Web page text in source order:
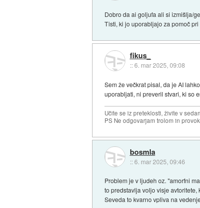
Dobro da ai goljufa ali si izmišlja/
Tisti, ki jo uporabljajo za pomoč
fikus_
::6. mar 2025, 09:08
Sem že večkrat pisal, da je AI
uporabljati, ni preveril stvari, ki so
Učite se iz preteklosti, živite v
PS Ne odgovarjam trolom in
bosmla
::6. mar 2025, 09:46
Problem je v ljudeh oz. "amorfni
to predstavlja voljo visje
Seveda to kvarno vpliva na